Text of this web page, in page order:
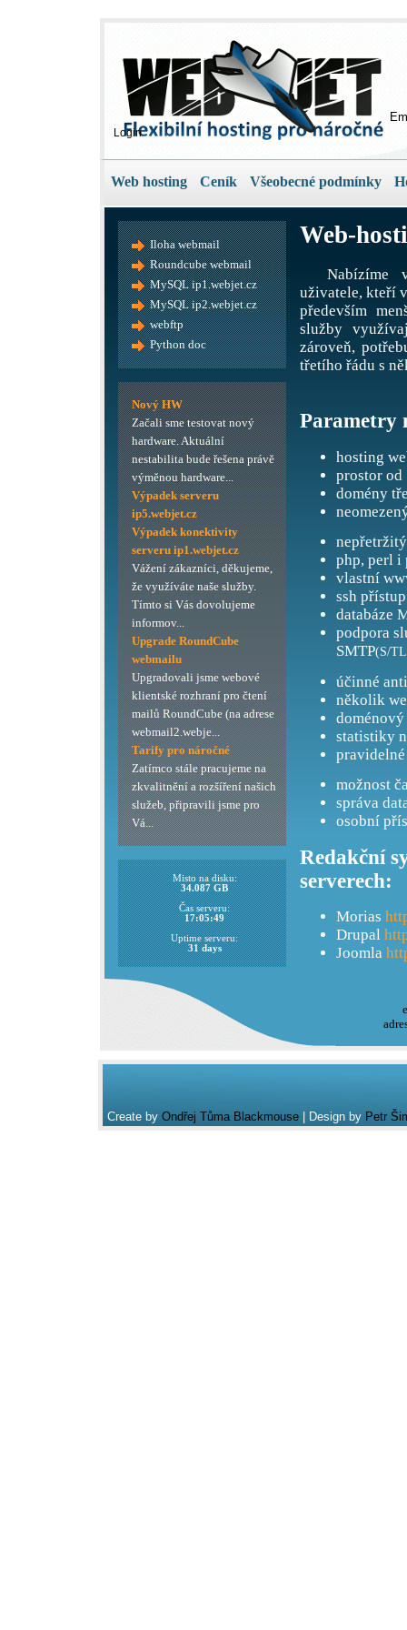
Login
Web hosting Ceník Všeobecné podmínky
Web-
Nabízíme
uživatele, kteří
především
služby
zároveň,
třetího řádu s
Parametry
hosting
prostor od
domény
php, perl i
vlastní
ssh přístup
databáze
podpora
SMTP(S/
účinné
několik
doménový
statistiky
možnost
správa
osobní
Redakční
serverech:
Morias
Drupal
Joomla
Iloha webmail
Roundcube webmail
MySQL ip1.webjet.cz
MySQL ip2.webjet.cz
webftp
Python doc
Nový HW
Začali sme testovat nový
hardware. Aktuální
nestabilita bude řešena právě
výměnou hardware...
Výpadek serveru
ip5.webjet.cz
Výpadek konektivity
serveru ip1.webjet.cz
Vážení zákazníci, děkujeme,
že využíváte naše služby.
Tímto si Vás dovolujeme
informov...
Upgrade RoundCube
webmailu
Upgradovali jsme webové
klientské rozhraní pro čtení
mailů RoundCube (na adrese
webmail2.webje...
Tarify pro náročné
Zatímco stále pracujeme na
zkvalitnění a rozšíření našich
služeb, připravili jsme pro
Vá...
Misto na disku:
34.087 GB
Čas serveru:
17:05:49
Uptime serveru:
31 days
Create by Ondřej Tůma Blackmouse| Design by Petr